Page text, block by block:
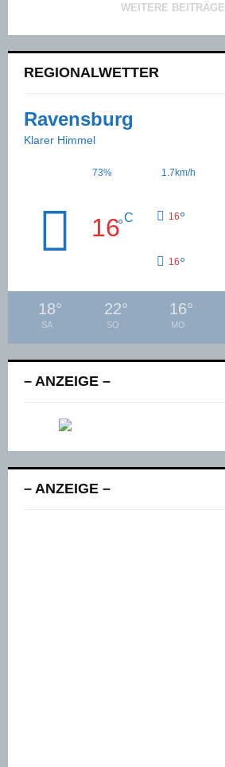
WEITERE BEITRÄGE
REGIONALWETTER
Ravensburg
Klarer Himmel
73% 1.7km/h
16°C 16°
16°
18°
SA
22°
SO
16°
MO
– ANZEIGE –
– ANZEIGE –